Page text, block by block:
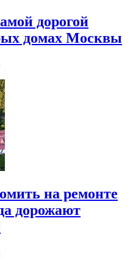
дорогой
домах Москвы
на ремонте
дорожают